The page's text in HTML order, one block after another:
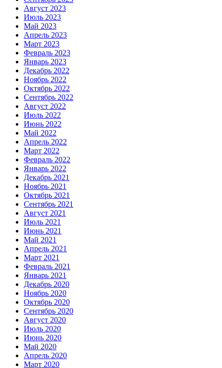
Август 2023
Июль 2023
Май 2023
Апрель 2023
Март 2023
Февраль 2023
Январь 2023
Декабрь 2022
Ноябрь 2022
Октябрь 2022
Сентябрь 2022
Август 2022
Июль 2022
Июнь 2022
Май 2022
Апрель 2022
Март 2022
Февраль 2022
Январь 2022
Декабрь 2021
Ноябрь 2021
Октябрь 2021
Сентябрь 2021
Август 2021
Июль 2021
Июнь 2021
Май 2021
Апрель 2021
Март 2021
Февраль 2021
Январь 2021
Декабрь 2020
Ноябрь 2020
Октябрь 2020
Сентябрь 2020
Август 2020
Июль 2020
Июнь 2020
Май 2020
Апрель 2020
Март 2020